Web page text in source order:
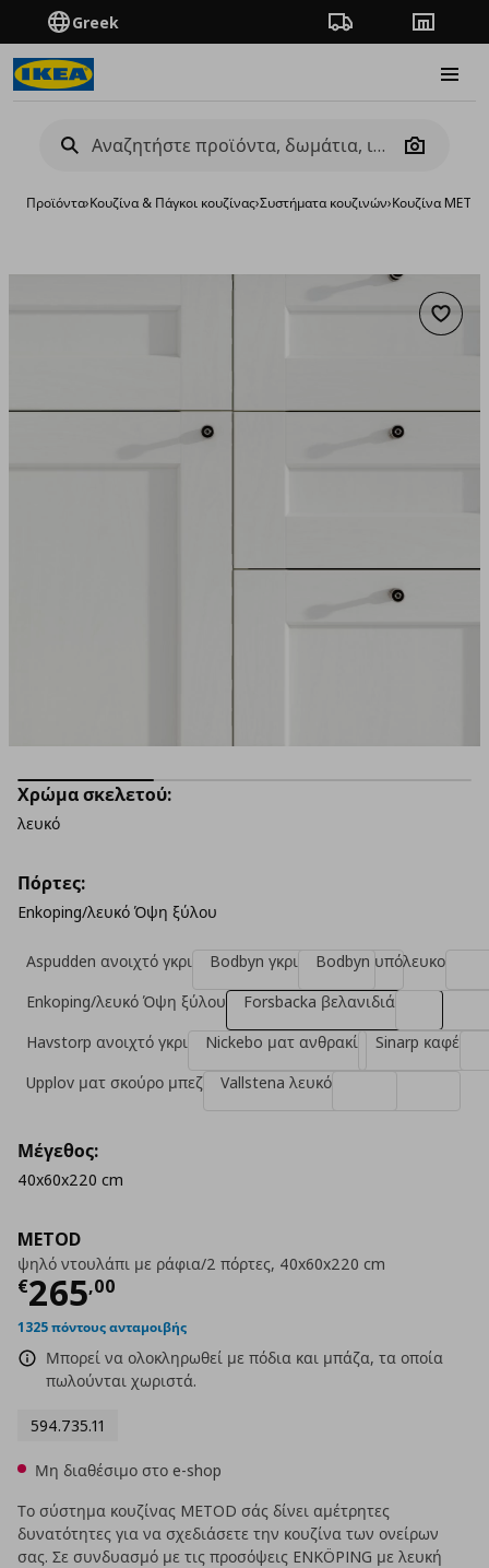
Greek Πορεία παραγγελίας
Camera
Προϊόντα›Κουζίνα & Πάγκοι κουζίνας›Συστήματα κουζινών›Κουζίνα
METOD
ψηλό ντουλάπι με ράφια/2 πόρτες, 40x60x220 cm
€265,00
Τρέχουσα τιμή
1325 πόντους ανταμοιβής
Μπορεί να ολοκληρωθεί με πόδια και μπάζα, τα οποία
πωλούνται χωριστά.
594.735.11
Χρώμα σκελετού:
λευκό
Πόρτες:
Enkoping/λευκό Όψη ξύλου
Aspudden ανοιχτό γκρι Bodbyn γκρι
Bodbyn υπόλευκο
Enkoping/λευκό Όψη ξύλου
Forsbacka βελανιδιά
Havstorp ανοιχτό γκρι
Nickebo ματ ανθρακί
Sinarp καφέ
Upplov ματ σκούρο μπεζ
Vallstena λευκό
Μέγεθος:
40x60x220 cm
Μη διαθέσιμο στο e-shop
Το σύστημα κουζίνας METOD σάς δίνει αμέτρητες
δυνατότητες για να σχεδιάσετε την κουζίνα των ονείρων
σας. Σε συνδυασμό με τις προσόψεις ENKÖPING με λευκή